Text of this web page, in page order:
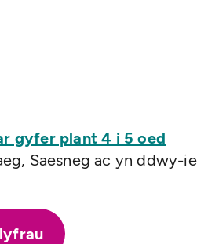
gyfer plant 4 i 5 oed
Saesneg ac yn ddwy-